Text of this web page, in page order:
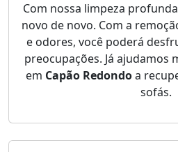
Com nossa limpeza
novo de novo. Com a
e odores, você poderá
preocupações. Já ajudamos
em Capão Redondoa
sofás.